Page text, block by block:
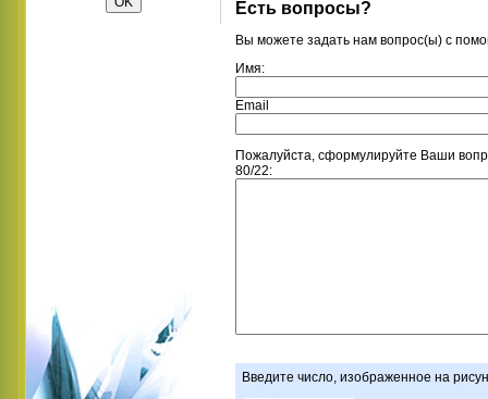
Есть вопросы?
Вы можете задать нам вопрос(ы) с
Имя:
Email
Пожалуйста, сформулируйте Ваши
80/22:
Введите число, изображенное на